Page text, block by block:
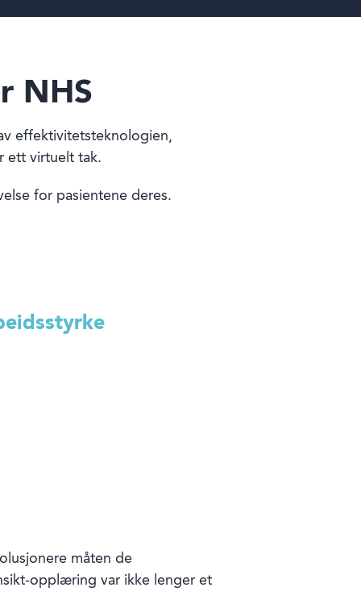
NHS
effektivitetsteknologien,
ett virtuelt tak.
for pasientene deres.
måten de
opplæring var ikke lenger et